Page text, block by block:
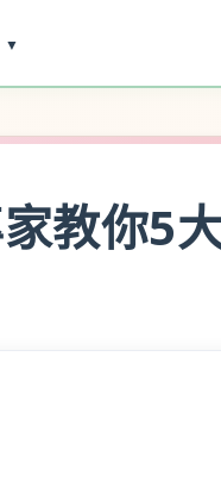
▼
教你5